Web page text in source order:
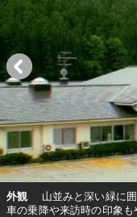
外観
山並みと深い緑に
車の乗降や来訪時の印象も